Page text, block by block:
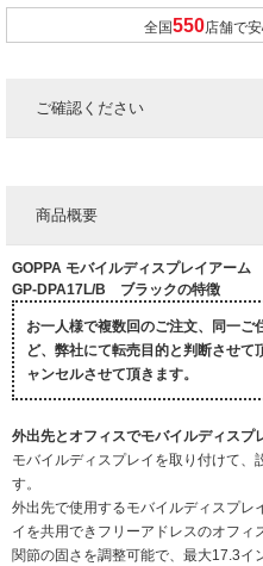
全国 店舗で
ご確認ください
商品概要
GOPPA モバイルディスプレイアーム
GP-DPA17L/B ブラックの特徴
お一人様で複数回のご注文、同一
ど、弊社にて転売目的と判断させ
ャンセルさせて頂きます。
外出先とオフィスでモバイルディスプ
モバイルディスプレイを取り付けて
す。
外出先で使用するモバイルディスプレ
イを共用できフリーアドレスのオフィ
関節の固さを調整可能で、最大17.3イ